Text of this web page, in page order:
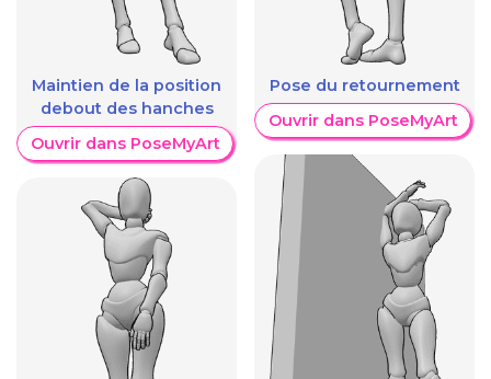
Maintien de la position
debout des hanches
Ouvrir dans PoseMyArt
Pose du retournement
Ouvrir dans PoseMyArt